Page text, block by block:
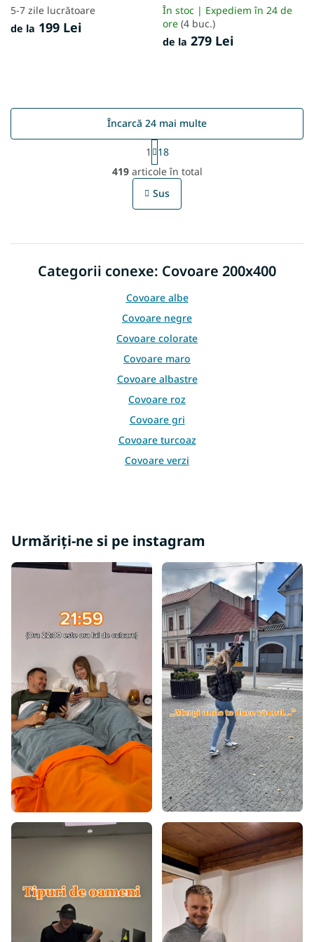
5-7 zile lucrătoare
de la 199 Lei
În stoc | Expediem în 24 de
ore (4 buc.)
de la 279 Lei
C
o
n
l
l
i
t
ă
i
l
r
Încarcă 24 mai multe
P
a
g
i
n
1
18
419articole în total
Sus
Categorii conexe: Covoare 200x400
Covoare albe
Covoare negre
Covoare colorate
Covoare maro
Covoare albastre
Covoare roz
Covoare gri
Covoare turcoaz
Covoare verzi
Covoare crem
Covoare mov
Covoare portocalii
Covoare 60x100
Covoare 60x120
Covoare 80x150
Covoare 80x200
Covoare 80x300
Covoare 90x200
Covoare 100x200
Covoare 120x160
Covoare 120x170
Covoare 120x180
Covoare 120x200
Covoare 140x190
Covoare 140x200
Covoare 160x200
Covoare 160x220
Covoare 160x230
Covoare 170x240
Urmăriți-ne si pe instagram